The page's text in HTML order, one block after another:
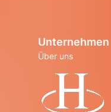
Unternehmen
Über uns